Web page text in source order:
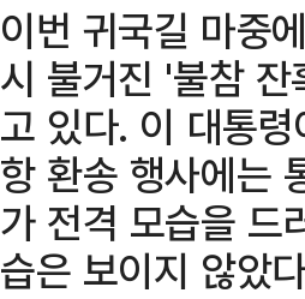
이번 귀국길 마중
시 불거진 '불참
고 있다. 이 대통
항 환송 행사에는
가 전격 모습을 드
습은 보이지 않았